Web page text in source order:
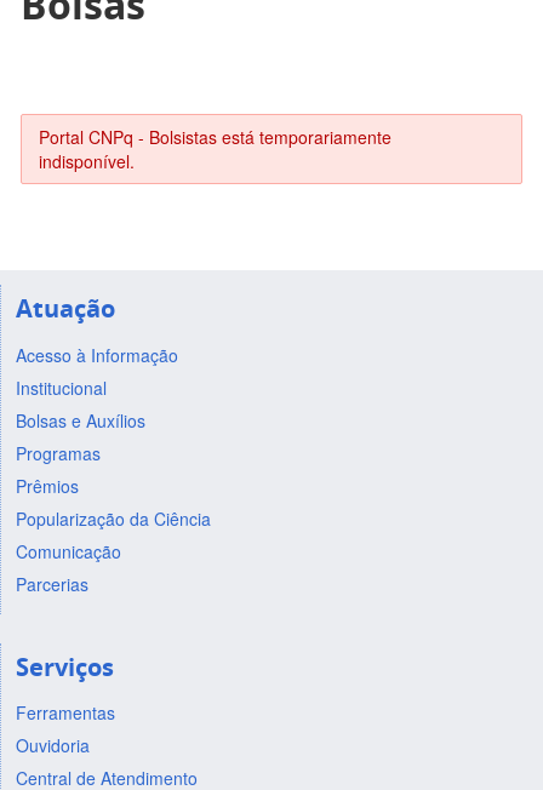
Portal CNPq - Bolsistas está temporariamente
indisponível.
Atuação
Acesso à Informação
Institucional
Bolsas e Auxílios
Programas
Prêmios
Popularização da Ciência
Comunicação
Parcerias
Serviços
Ferramentas
Ouvidoria
Central de Atendimento